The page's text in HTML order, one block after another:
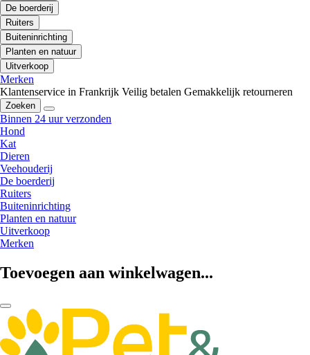
De boerderij
Ruiters
Buiteninrichting
Planten en natuur
Uitverkoop
Merken
Klantenservice in Frankrijk Veilig betalen Gemakkelijk retourneren
Zoeken
Binnen 24 uur verzonden
Hond
Kat
Dieren
Veehouderij
De boerderij
Ruiters
Buiteninrichting
Planten en natuur
Uitverkoop
Merken
Toevoegen aan winkelwagen...